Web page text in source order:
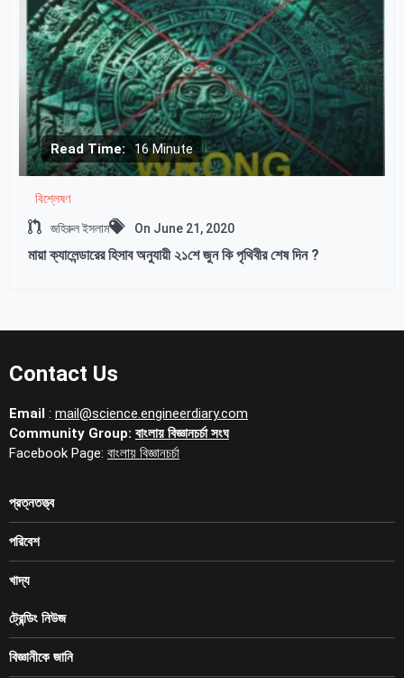
Read Time: 16 Minute
বিশ্লেষণ
জহিরুল ইসলাম On June 21, 2020
মায়া ক্যালেন্ডারের হিসাব অনুযায়ী ২১শে জুন কি পৃথিবীর শেষ দিন ?
Contact Us
Email : mail@science.engineerdiary.com
Community Group: বাংলায় বিজ্ঞানচর্চা সংঘ
Facebook Page: বাংলায় বিজ্ঞানচর্চা
প্রত্নতত্ত্ব
পরিবেশ
খাদ্য
ট্রেন্ডিং নিউজ
বিজ্ঞানীকে জানি